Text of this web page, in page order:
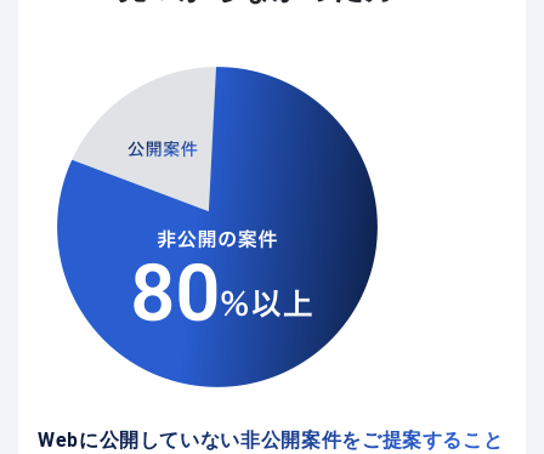
Webに公開していない非公開案件をご提案すること